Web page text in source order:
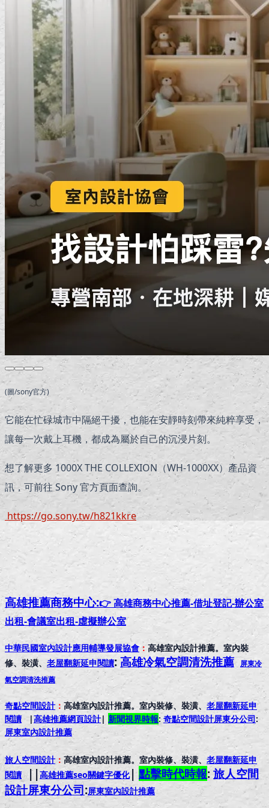
(圖/sony官方)
它能在忙碌城市中隔絕干擾，也能在安靜時刻帶來純粹享受，
讓每一次戴上耳機，都成為屬於自己的沉浸片刻。
想了解更多 1000X THE COLLEXION（WH-1000XX）產品資
訊，可前往 Sony 官方頁面查詢。
https://go.sony.tw/h821kkre
高雄推薦商務中心:👉 高雄商務中心推薦-借址登記-辦公室
出租-會議室出租-虛擬辦公室
中華民國室內設計應用輔導發展協會 ： 高雄室內設計推薦。室內裝
修、裝潢、 老屋翻新延申閱讀: 高雄冷氣空調清洗推薦 屏東冷
氣空調清洗推薦
奇點空間設計： 高雄室內設計推薦。室內裝修、裝潢、 老屋翻新延申
閱讀 |高雄推薦網頁設計| 新聞視界時報:奇點空間設計屏東分公司:
屏東室內設計推薦
旅人空間設計： 高雄室內設計推薦。室內裝修、裝潢、 老屋翻新延申
閱讀||高雄推薦seo關鍵字優化|點擊時代時報:旅人空間
設計屏東分公司:屏東室內設計推薦